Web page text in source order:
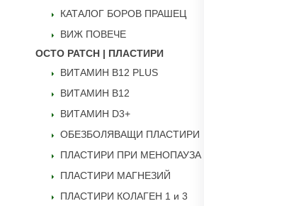
КАТАЛОГ БОРОВ ПРАШЕЦ
ВИЖ ПОВЕЧЕ
OCTO PATCH | ПЛАСТИРИ
ВИТАМИН B12 PLUS
ВИТАМИН B12
ВИТАМИН D3+
ОБЕЗБОЛЯВАЩИ ПЛАСТИРИ
ПЛАСТИРИ ПРИ МЕНОПАУЗА
ПЛАСТИРИ МАГНЕЗИЙ
ПЛАСТИРИ КОЛАГЕН 1 и 3